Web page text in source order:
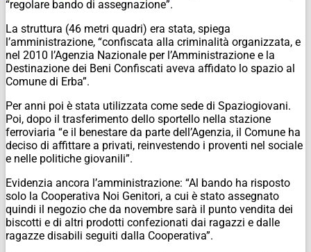
“regolare bando di assegnazione”.
La struttura (46 metri quadri) era stata, spiega
l’amministrazione, “confiscata alla criminalità organizzata, e
nel 2010 l’Agenzia Nazionale per l’Amministrazione e la
Destinazione dei Beni Confiscati aveva affidato lo spazio al
Comune di Erba”.
Per anni poi è stata utilizzata come sede di Spaziogiovani.
Poi, dopo il trasferimento dello sportello nella stazione
ferroviaria “e il benestare da parte dell’Agenzia, il Comune ha
deciso di affittare a privati, reinvestendo i proventi nel sociale
e nelle politiche giovanili”.
Evidenzia ancora l’amministrazione: “Al bando ha risposto
solo la Cooperativa Noi Genitori, a cui è stato assegnato
quindi il negozio che da novembre sarà il punto vendita dei
biscotti e di altri prodotti confezionati dai ragazzi e dalle
ragazze disabili seguiti dalla Cooperativa”.